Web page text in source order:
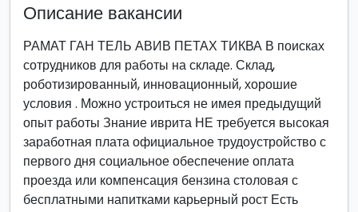
Описание вакансии
РАМАТ ГАН ТЕЛЬ АВИВ ПЕТАХ ТИКВА В поисках
сотрудников для работы на складе. Склад,
роботизированный, инновационный, хорошие
условия . Можно устроиться не имея предыдущий
опыт работы Знание иврита НЕ требуется высокая
заработная плата официальное трудоустройство с
первого дня социальное обеспечение оплата
проезда или компенсация бензина столовая с
бесплатными напитками карьерный рост Есть